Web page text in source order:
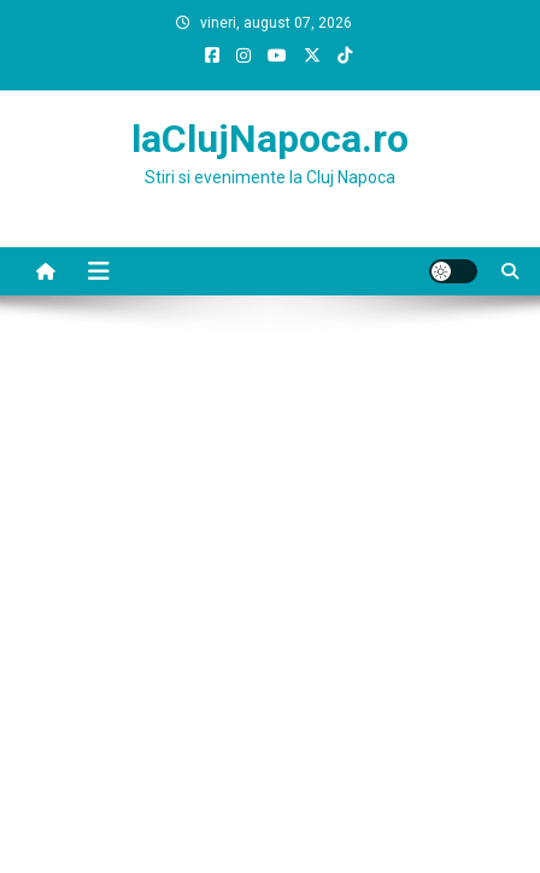
vineri, august 07, 2026
laClujNapoca.ro
Stiri si evenimente la Cluj Napoca